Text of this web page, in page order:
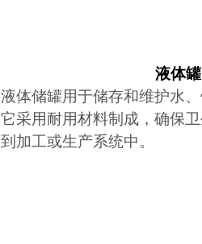
液体罐
液体储罐用于储存和维护水、
它采用耐用材料制成，确保
到加工或生产系统中。